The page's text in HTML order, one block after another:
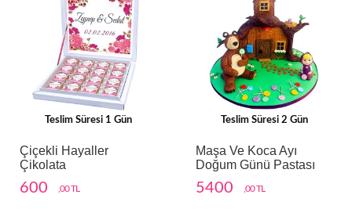
Teslim Süresi 1 Gün
Çiçekli Hayaller
Çikolata
600 ,00 TL
Teslim Süresi 2 Gün
Maşa Ve Koca Ayı
Doğum Günü Pastası
5400 ,00 TL